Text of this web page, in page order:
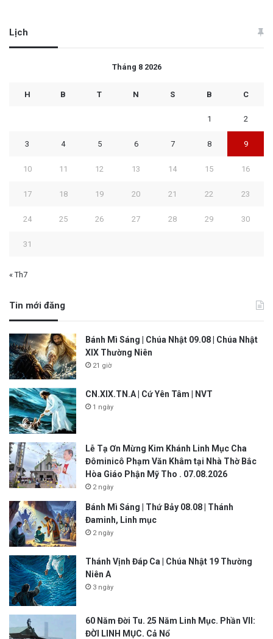
Lịch
Tháng 8 2026
H B T N S B C
1 2
3 4 5 6 7 8 9
10 11 12 13 14 15 16
17 18 19 20 21 22 23
24 25 26 27 28 29 30
31
« Th7
Tin mới đăng
Bánh Mì Sáng | Chúa Nhật 09.08 | Chúa Nhật
XIX Thường Niên
21 giờ
CN.XIX.TN.A | Cứ Yên Tâm | NVT
1 ngày
Lễ Tạ Ơn Mừng Kim Khánh Linh Mục Cha
Đôminicô Phạm Văn Khâm tại Nhà Thờ Bắc
Hòa Giáo Phận Mỹ Tho . 07.08.2026
2 ngày
Bánh Mì Sáng | Thứ Bảy 08.08 | Thánh
Đaminh, Linh mục
2 ngày
Thánh Vịnh Đáp Ca | Chúa Nhật 19 Thường
Niên A
3 ngày
60 Năm Đời Tu. 25 Năm Linh Mục. Phần VII:
ĐỜI LINH MỤC. Cả Nổ